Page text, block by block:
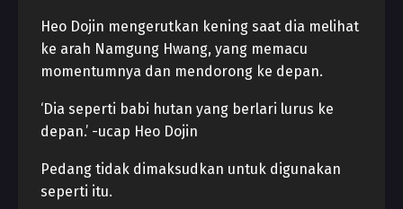
Heo Dojin mengerutkan kening saat dia melihat
ke arah Namgung Hwang, yang memacu
momentumnya dan mendorong ke depan.
‘Dia seperti babi hutan yang berlari lurus ke
depan.’ -ucap Heo Dojin
Pedang tidak dimaksudkan untuk digunakan
seperti itu.